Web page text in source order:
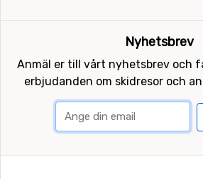
Nyhetsbrev
Anmäl er till vårt nyhetsbrev och
erbjudanden om skidresor och